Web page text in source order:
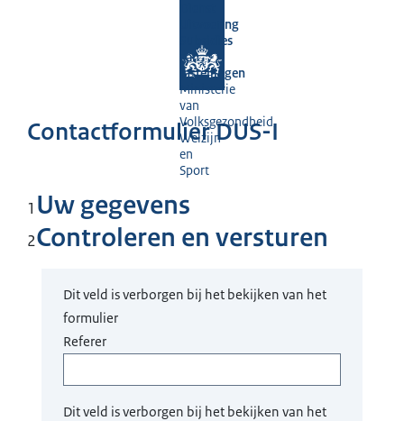
Uitvoering
Subsidies
aan
Instellingen
Ministerie
van
Volksgezondheid,
Welzijn
en
Sport
Contactformulier DUS-I
1 Uw gegevens
2Controleren en versturen
Dit veld is verborgen bij het bekijken van het
formulier
Referer
Dit veld is verborgen bij het bekijken van het